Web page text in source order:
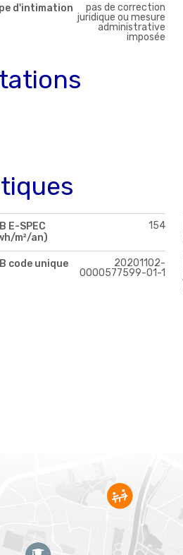
d'intimation
pas de correction
juridique ou mesure
administrative
imposée
E-SPEC
m²/an)
154
code unique
20201102-
0000577599-01-1